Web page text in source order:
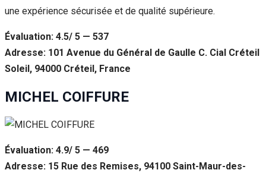
une expérience sécurisée et de qualité supérieure.
Évaluation: 4.5/ 5 — 537
Adresse: 101 Avenue du Général de Gaulle C. Cial Créteil
Soleil, 94000 Créteil, France
MICHEL COIFFURE
Évaluation: 4.9/ 5 — 469
Adresse: 15 Rue des Remises, 94100 Saint-Maur-des-